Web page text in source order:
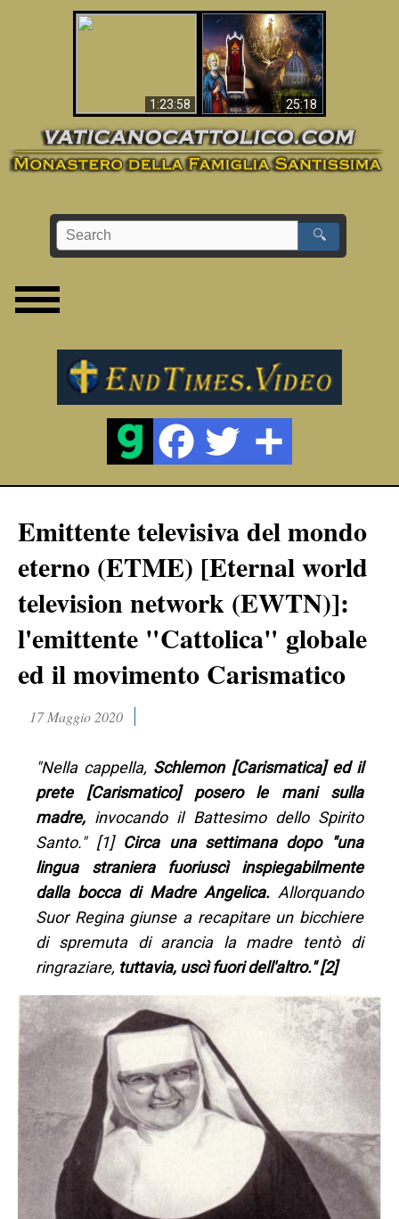
1:23:58 25:18
La Bibbia ha previsto
70 anni senza Papa?
🔍
Emittente televisiva del mondo
eterno (ETME) [Eternal world
television network (EWTN)]:
l'emittente "Cattolica" globale
ed il movimento Carismatico
17 Maggio 2020
"Nella cappella, Schlemon [Carismatica] ed il
prete [Carismatico] posero le mani sulla
madre, invocando il Battesimo dello Spirito
Santo." [1] Circa una settimana dopo "una
lingua straniera fuoriuscì inspiegabilmente
dalla bocca di Madre Angelica. Allorquando
Suor Regina giunse a recapitare un bicchiere
di spremuta di arancia la madre tentò di
ringraziare, tuttavia, uscì fuori dell'altro." [2]